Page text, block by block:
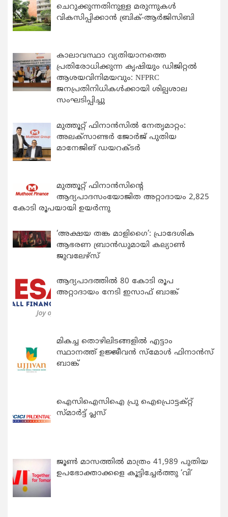
ചെറുക്കുന്നതിനുള്ള മരുന്നുകള്‍
വികസിപ്പിക്കാന്‍ ബ്രിക്-ആര്‍ജിസിബി
കാലാവസ്ഥാ വ്യതിയാനത്തെ
പ്രതിരോധിക്കുന്ന കൃഷിയും ഡിജിറ്റൽ
ആശയവിനിമയവും: NFPRC
ജനപ്രതിനിധികൾക്കായി ശില്പശാല
സംഘടിപ്പിച്ചു
മുത്തൂറ്റ് ഫിനാൻസിൽ നേതൃമാറ്റം:
അലക്സാണ്ടർ ജോർജ് പുതിയ
മാനേജിങ് ഡയറക്ടർ
മുത്തൂറ്റ് ഫിനാൻസിന്റെ
ആദ്യപാദസംയോജിത അറ്റാദായം 2,825
കോടി രൂപയായി ഉയർന്നു
‘അക്ഷയ തങ്ക മാളിഗൈ’: പ്രാദേശിക
ആഭരണ ബ്രാന്‍ഡുമായി കല്യാണ്‍
ജുവലേഴ്‌സ്
ആദ്യപാദത്തിൽ 80 കോടി രൂപ
അറ്റാദായം നേടി ഇസാഫ് ബാങ്ക്
മികച്ച തൊഴിലിടങ്ങളിൽ എട്ടാം
സ്ഥാനത്ത് ഉജ്ജീവൻ സ്മോൾ ഫിനാൻസ്
ബാങ്ക്
ഐസിഐസിഐ പ്രു ഐപ്രൊട്ടക്റ്റ്
സ്മാർട്ട് പ്ലസ്
ജൂൺ മാസത്തിൽ മാത്രം 41,989 പുതിയ
ഉപഭോക്താക്കളെ കൂട്ടിച്ചേർത്തു ‘വി’